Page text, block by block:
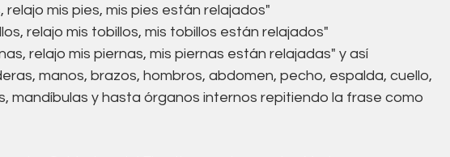
relajo mis pies, mis pies están relajados"
relajo mis tobillos, mis tobillos están relajados"
relajo mis piernas, mis piernas están relajadas" y así
manos, brazos, hombros, abdomen, pecho, espalda, cuello,
mandíbulas y hasta órganos internos repitiendo la frase como